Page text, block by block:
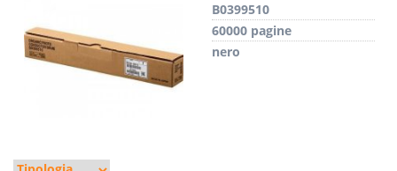
B0399510
60000 pagine
nero